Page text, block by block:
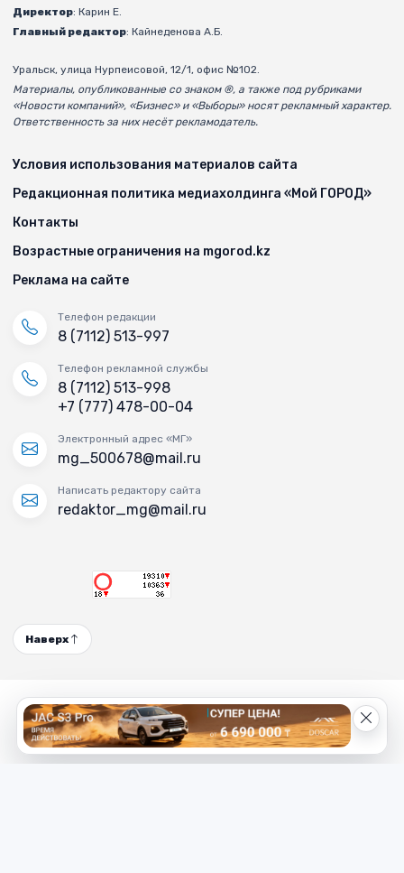
Директор: Карин Е.
Главный редактор: Кайнеденова А.Б.
Уральск, улица Нурпеисовой, 12/1, офис №102.
Материалы, опубликованные со знаком ®, а также под рубриками
«Новости компаний», «Бизнес» и «Выборы» носят рекламный характер.
Ответственность за них несёт рекламодатель.
Условия использования материалов сайта
Редакционная политика медиахолдинга «Мой ГОРОД»
Контакты
Возрастные ограничения на mgorod.kz
Реклама на сайте
Телефон редакции
8 (7112) 513-997
Телефон рекламной службы
8 (7112) 513-998
+7 (777) 478-00-04
Электронный адрес «МГ»
mg_500678@mail.ru
Написать редактору сайта
redaktor_mg@mail.ru
Наверх